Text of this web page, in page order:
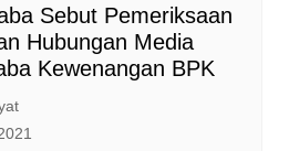
Sebut Pemeriksaan
Hubungan Media
Kewenangan BPK